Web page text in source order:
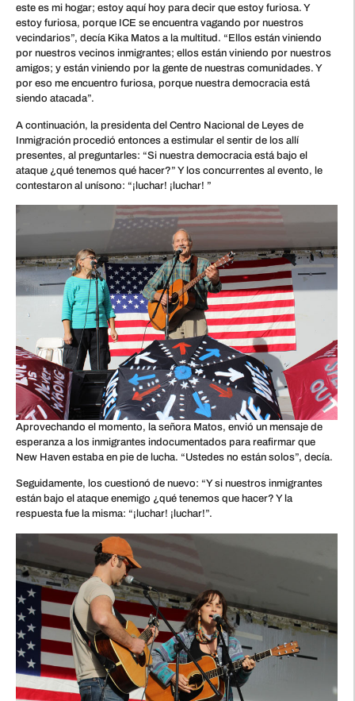
este es mi hogar; estoy aquí hoy para decir que estoy furiosa. Y
estoy furiosa, porque ICE se encuentra vagando por nuestros
vecindarios”, decía Kika Matos a la multitud. “Ellos están viniendo
por nuestros vecinos inmigrantes; ellos están viniendo por nuestros
amigos; y están viniendo por la gente de nuestras comunidades. Y
por eso me encuentro furiosa, porque nuestra democracia está
siendo atacada”.
A continuación, la presidenta del Centro Nacional de Leyes de
Inmigración procedió entonces a estimular el sentir de los allí
presentes, al preguntarles: “Si nuestra democracia está bajo el
ataque ¿qué tenemos qué hacer?” Y los concurrentes al evento, le
contestaron al unísono: “¡luchar! ¡luchar! ”
Aprovechando el momento, la señora Matos, envió un mensaje de
esperanza a los inmigrantes indocumentados para reafirmar que
New Haven estaba en pie de lucha. “Ustedes no están solos”, decía.
Seguidamente, los cuestionó de nuevo: “Y si nuestros inmigrantes
están bajo el ataque enemigo ¿qué tenemos que hacer? Y la
respuesta fue la misma: “¡luchar! ¡luchar!”.